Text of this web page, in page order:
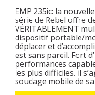
EMP 235ic: la
série de Rebel offre
VÉRITABLEMENT
dispositif portable/
déplacer et
est sans pareil. Fort
performances
les plus difficiles, il
soudage mobile de